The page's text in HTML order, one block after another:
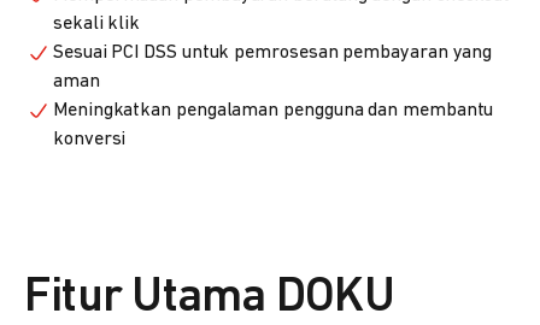
sekali klik
Sesuai PCI DSS untuk pemrosesan pembayaran yang
aman
Meningkatkan pengalaman pengguna dan membantu
konversi
Fitur Utama DOKU